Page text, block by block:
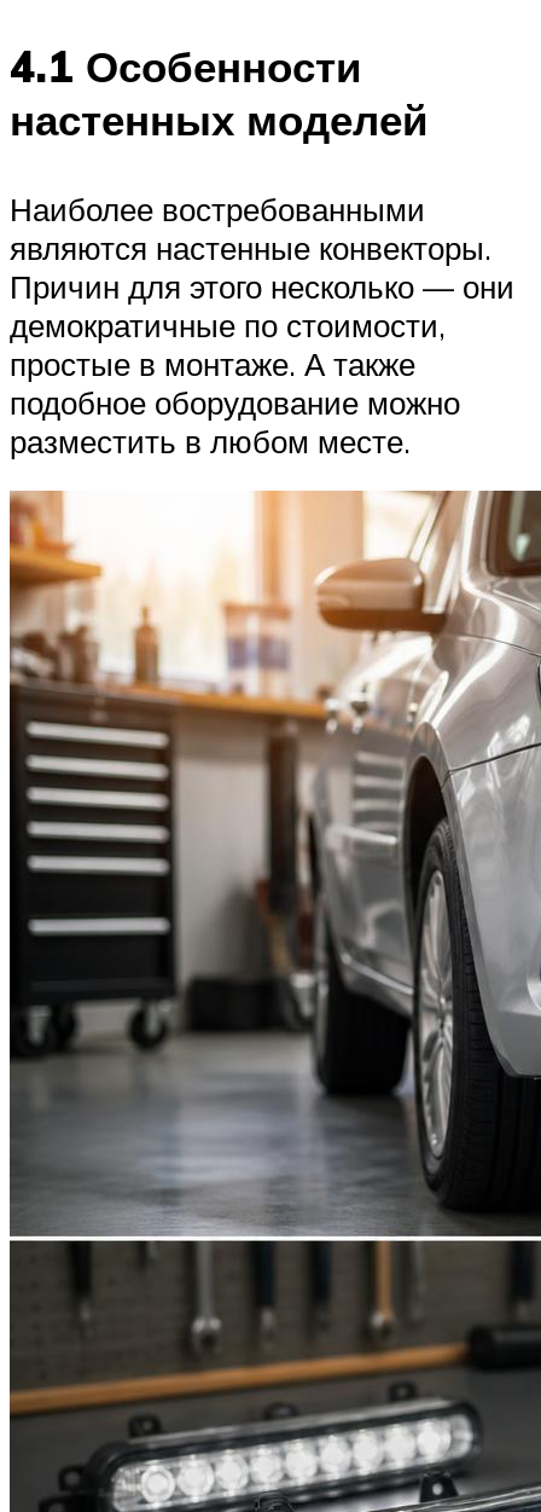
4.1 Особенности
настенных моделей
Наиболее востребованными
являются настенные конвекторы.
Причин для этого несколько — они
демократичные по стоимости,
простые в монтаже. А также
подобное оборудование можно
разместить в любом месте.